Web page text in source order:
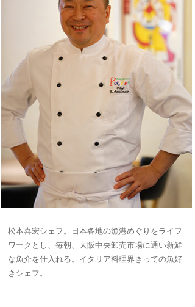
松本喜宏シェフ。日本各地の漁港めぐりをライフ
ワークとし、毎朝、大阪中央卸売市場に通い新鮮
な魚介を仕入れる。イタリア料理界きっての魚好
きシェフ。